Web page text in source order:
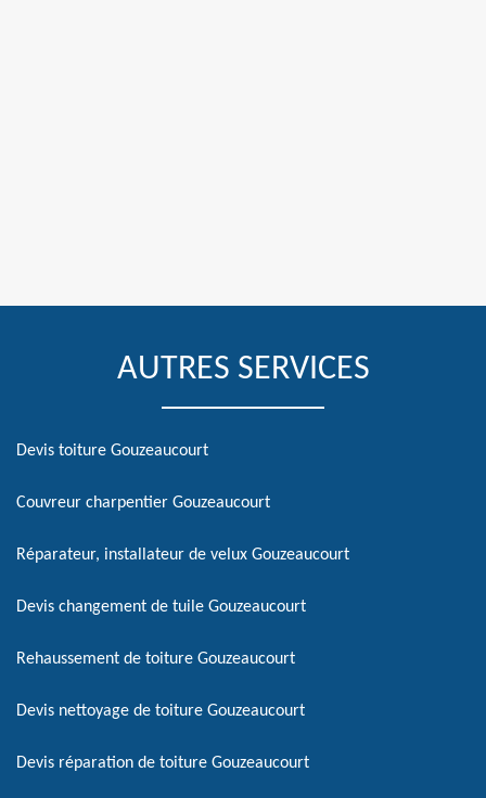
AUTRES SERVICES
Devis toiture Gouzeaucourt
Couvreur charpentier Gouzeaucourt
Réparateur, installateur de velux Gouzeaucourt
Devis changement de tuile Gouzeaucourt
Rehaussement de toiture Gouzeaucourt
Devis nettoyage de toiture Gouzeaucourt
Devis réparation de toiture Gouzeaucourt